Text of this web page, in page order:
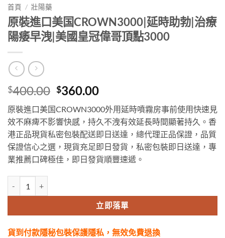
首頁 / 壯陽藥
原裝進口美国CROWN3000|延時助勃|治療
陽痿早洩|美國皇冠偉哥頂點3000
$400.00 Original
was:
$400.00.
$360.00Current
price
is:
$360.00.
原裝進口美国CROWN3000外用延時噴霧房事前使用快速見
效不麻痺不影響快感，持久不洩有效延長時間顯著持久。香
港正品現貨私密包裝配送即日送達，總代理正品保證，品質
保證信心之選，現貨充足即日發貨，私密包裝即日送達，專
業推薦口碑極佳，即日發貨順豐速遞。
立即落單
貨到付款隱秘包裝保護隱私，無效免費退換